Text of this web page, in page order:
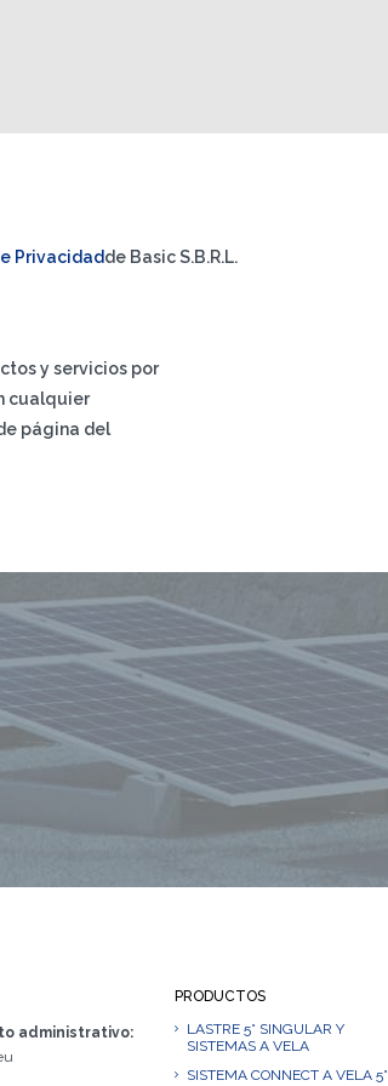
Privacidadde Basic S.B.R.L.
y servicios por
cualquier
página del
administrativo:
PRODUCTOS
LASTRE 5° SINGULAR Y
SISTEMAS A VELA
SISTEMA CONNECT A VELA 5°